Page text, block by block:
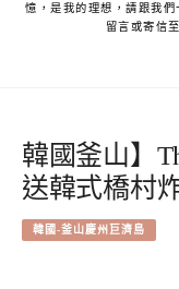
憶，是我的理想，請跟我
留言或寄信
韓國釜山】
送韓式橋村
韓國-釜山慶州巨濟島